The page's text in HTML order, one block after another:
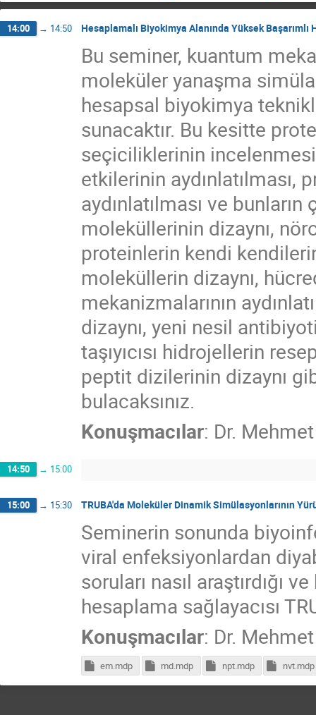
14:00 → 14:50 Hesaplamalı Biyokimya Alanında Yüksek Başarımlı
Bu seminer, kuantum
moleküler yanaşma
hesapsal biyokimya
sunacaktır. Bu kesitte
seçiciliklerinin
etkilerinin aydınlatılması,
aydınlatılması ve
moleküllerinin dizaynı,
proteinlerin kendi
moleküllerin dizaynı,
mekanizmalarının
dizaynı, yeni nesil
taşıyıcısı hidrojellerin
peptit dizilerinin dizaynı
bulacaksınız.
Konuşmacılar: Dr.
14:50 → 15:00
15:00 → 15:30 TRUBA'da Moleküler Dinamik Simülasyonlarının
Seminerin sonunda
viral enfeksiyonlardan
soruları nasıl araştırdığı
hesaplama sağlayacısı
Konuşmacılar: Dr.
em.mdp md.mdp npt.mdp nvt.mdp